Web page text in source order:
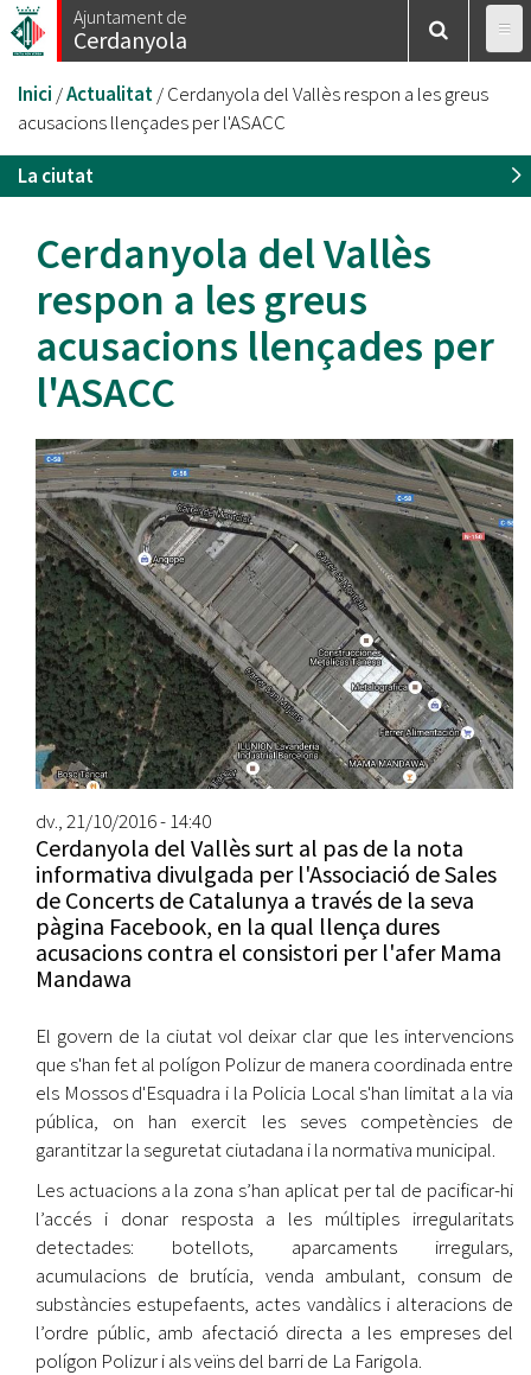
Vés
al
Ajuntament de
Cerdanyola
Esteu
aquí
Inici /Actualitat/Cerdanyola del Vallès respon a les greus
acusacions llençades per l'ASACC
La ciutat
Cerdanyola del Vallès
respon a les greus
acusacions llençades per
l'ASACC
dv., 21/10/2016 - 14:40
Cerdanyola del Vallès surt al pas de la nota
informativa divulgada per l'Associació de Sales
de Concerts de Catalunya a través de la seva
pàgina Facebook, en la qual llença dures
acusacions contra el consistori per l'afer Mama
Mandawa
El govern de la ciutat vol deixar clar que les intervencions
que s'han fet al polígon Polizur de manera coordinada entre
els Mossos d'Esquadra i la Policia Local s'han limitat a la via
pública, on han exercit les seves competències de
garantitzar la seguretat ciutadana i la normativa municipal.
Les actuacions a la zona s’han aplicat per tal de pacificar-hi
l’accés i donar resposta a les múltiples irregularitats
detectades: botellots, aparcaments irregulars,
acumulacions de brutícia, venda ambulant, consum de
substàncies estupefaents, actes vandàlics i alteracions de
l’ordre públic, amb afectació directa a les empreses del
polígon Polizur i als veïns del barri de La Farigola.